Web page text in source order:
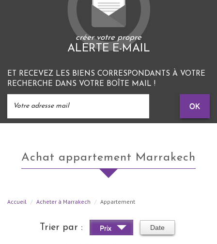
créer votre propre
ALERTE E-MAIL
ET RECEVEZ LES BIENS CORRESPONDANTS À VOTRE
RECHERCHE DANS VOTRE BOÎTE MAIL !
OK
Achat appartement Marrakech
Accueil Acheter à Marrakech Appartement
Trier par : Prix Date